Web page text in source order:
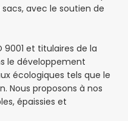
avec le soutien de
et titulaires de la
le développement
écologiques tels que le
Nous proposons à nos
épaissies et